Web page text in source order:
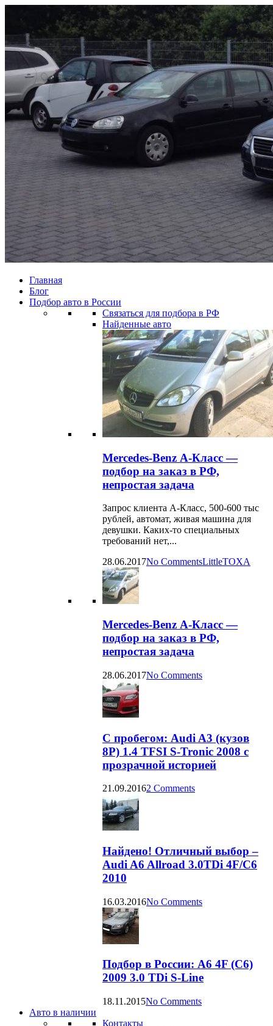
Главная
Блог
Подбор авто в России
Связаться для подбора в РФ
Найденные авто
Mercedes-Benz А-Класс —
подбор на заказ в РФ,
непростая задача
Запрос клиента А-Класс, 500-600 тыс
рублей, автомат, живая машина для
девушки. Каких-то специальных
требований нет,...
28.06.2017No CommentsLittleTOXA
Mercedes-Benz А-Класс —
подбор на заказ в РФ,
непростая задача
28.06.2017No Comments
С пробегом: Audi A3 (кузов
8P) 1.4 TFSI S-Tronic 2008 с
прозрачной историей
21.09.20162 Comments
Найдено! Отличный выбор –
Audi A6 Allroad 3.0TDi 4F/C6
2010
16.03.2016No Comments
Подбор в России: A6 4F (C6)
2009 3.0 TDi S-Line
18.11.2015No Comments
Авто в наличии
Контакты